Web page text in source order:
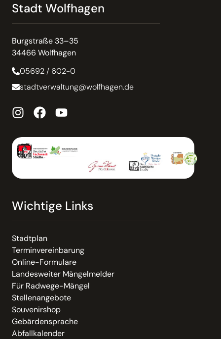
Stadt Wolfhagen
Burgstraße 33–35
34466 Wolfhagen
05692 / 602-0
stadtverwaltung@wolfhagen.de
Wichtige Links
Stadtplan
Terminvereinbarung
Online-Formulare
Landesweiter Mängelmelder
Für Radwege-Mängel
Stellenangebote
Souvenirshop
Gebärdensprache
Abfallkalender